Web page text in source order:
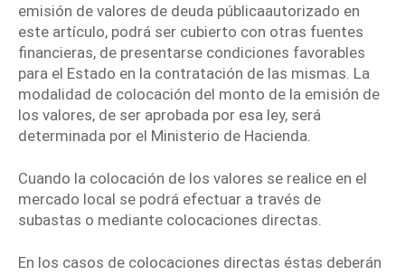
emisión de valores de deuda públicaautorizado en
este artículo, podrá ser cubierto con otras fuentes
financieras, de presentarse condiciones favorables
para el Estado en la contratación de las mismas. La
modalidad de colocación del monto de la emisión de
los valores, de ser aprobada por esa ley, será
determinada por el Ministerio de Hacienda.
Cuando la colocación de los valores se realice en el
mercado local se podrá efectuar a través de
subastas o mediante colocaciones directas.
En los casos de colocaciones directas éstas deberán